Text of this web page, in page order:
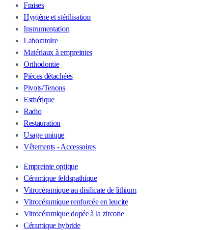
Fraises
Hygiène et stérilisation
Instrumentation
Laboratoire
Matériaux à empreintes
Orthodontie
Pièces détachées
Pivots/Tenons
Esthétique
Radio
Restauration
Usage unique
Vêtements - Accessoires
Empreinte optique
Céramique feldspathique
Vitrocéramique au disilicate de lithium
Vitrocéramique renforcée en leucite
Vitrocéramique dopée à la zircone
Céramique hybride